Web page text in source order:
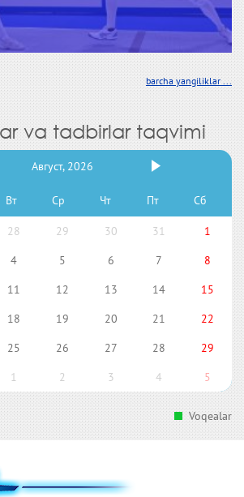
barcha yangiliklar ...
va tadbirlar taqvimi
Август, 2026
Вт Ср Чт Пт Сб
28 29 30 31
1
4 5 6 7
8
11 12 13 14
15
18 19 20 21
22
25 26 27 28
29
1 2 3 4 5
Voqealar